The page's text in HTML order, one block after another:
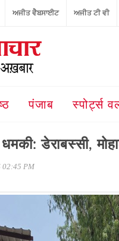
ਅਜੀਤ ਵੈਬਸਾਈਟ ਅਜੀਤ ਟੀ ਵੀ
पंजाब स्पोर्ट्स
डेराबस्सी,
02:45 PM